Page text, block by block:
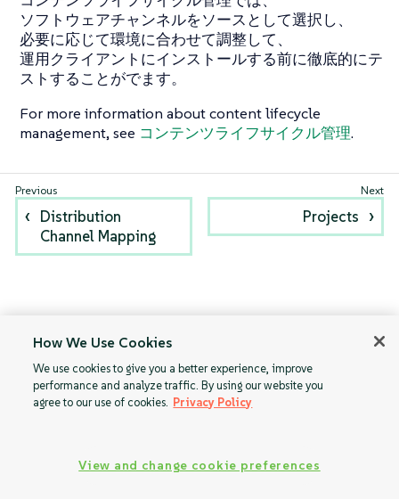
ソフトウェアチャンネルをソースとして選択し、
必要に応じて環境に合わせて調整して、
運用クライアントにインストールする前に徹底的にテ
ストすることがでます。
For more information about content lifecycle
management, see コンテンツライフサイクル管理.
Distribution
Channel Mapping
Projects
How We Use Cookies
We use cookies to give you a better experience, improve
performance and analyze traffic. By using our website you
agree to our use of cookies. Privacy Policy
View and change cookie preferences